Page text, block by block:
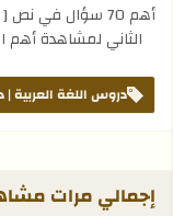
أهم 70 سؤال في
الثاني لمشاهدة أهم
دروس اللغة العربية |
إجمالي مرات